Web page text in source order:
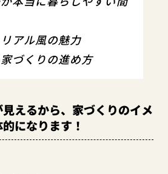
アル風の魅力
づくりの進め方
えるから、家づくりのイメ
になります！